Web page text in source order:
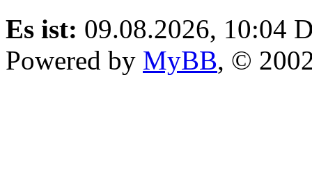
Board befindet sich
im Aufbau!
Es ist: 09.08.2026, 10:04
Powered by MyBB, ©